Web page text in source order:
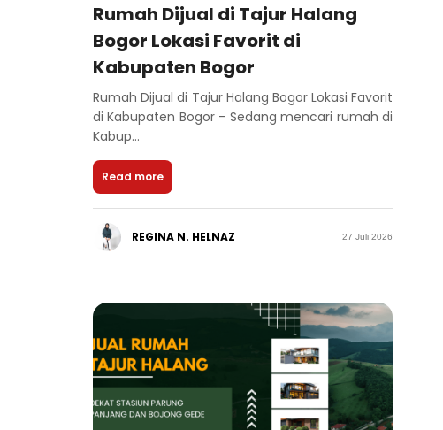
Rumah Dijual di Tajur Halang
Bogor Lokasi Favorit di
Kabupaten Bogor
Rumah Dijual di Tajur Halang Bogor Lokasi Favorit
di Kabupaten Bogor - Sedang mencari rumah di
Kabup...
Read more
REGINA N. HELNAZ 27 Juli 2026